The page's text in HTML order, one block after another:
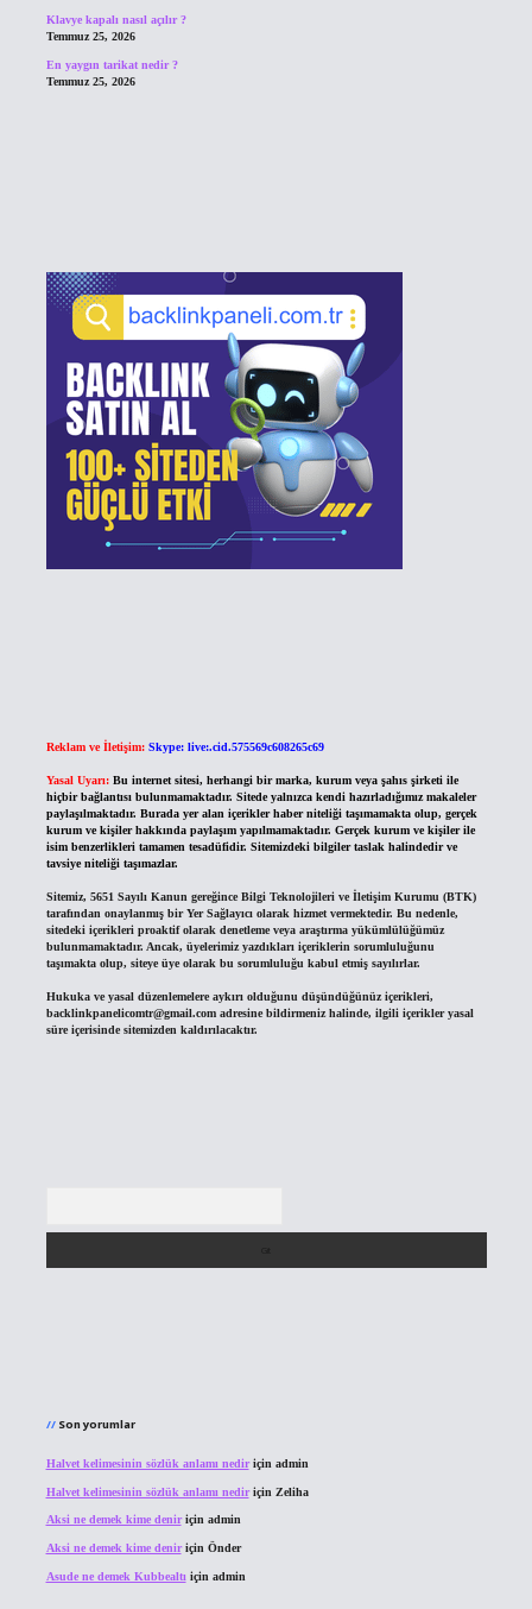
Klavye kapalı nasıl açılır ?
Temmuz 25, 2026
En yaygın tarikat nedir ?
Temmuz 25, 2026
Reklam ve İletişim: Skype: live:.cid.575569c608265c69
Yasal Uyarı: Bu internet sitesi, herhangi bir marka, kurum veya şahıs şirketi ile
hiçbir bağlantısı bulunmamaktadır. Sitede yalnızca kendi hazırladığımız makaleler
paylaşılmaktadır. Burada yer alan içerikler haber niteliği taşımamakta olup, gerçek
kurum ve kişiler hakkında paylaşım yapılmamaktadır. Gerçek kurum ve kişiler ile
isim benzerlikleri tamamen tesadüfidir. Sitemizdeki bilgiler taslak halindedir ve
tavsiye niteliği taşımazlar.
Sitemiz, 5651 Sayılı Kanun gereğince Bilgi Teknolojileri ve İletişim Kurumu (BTK)
tarafından onaylanmış bir Yer Sağlayıcı olarak hizmet vermektedir. Bu nedenle,
sitedeki içerikleri proaktif olarak denetleme veya araştırma yükümlülüğümüz
bulunmamaktadır. Ancak, üyelerimiz yazdıkları içeriklerin sorumluluğunu
taşımakta olup, siteye üye olarak bu sorumluluğu kabul etmiş sayılırlar.
Hukuka ve yasal düzenlemelere aykırı olduğunu düşündüğünüz içerikleri,
backlinkpanelicomtr@gmail.comadresine bildirmeniz halinde, ilgili içerikler yasal
süre içerisinde sitemizden kaldırılacaktır.
Son yorumlar
Halvet kelimesinin sözlük anlamı nediriçin admin
Halvet kelimesinin sözlük anlamı nediriçin Zeliha
Aksi ne demek kime deniriçin admin
Aksi ne demek kime deniriçin Önder
Asude ne demek Kubbealtı için admin